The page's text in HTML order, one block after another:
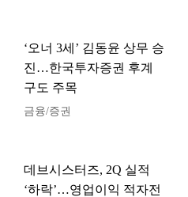
‘오너 3세’ 김동윤 상무 승
진…한국투자증권 후계
구도 주목
금융/증권
데브시스터즈, 2Q 실적
‘하락’…영업이익 적자전